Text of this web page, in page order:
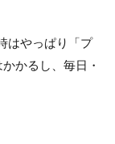
はやっぱり「プ
かるし、毎日・